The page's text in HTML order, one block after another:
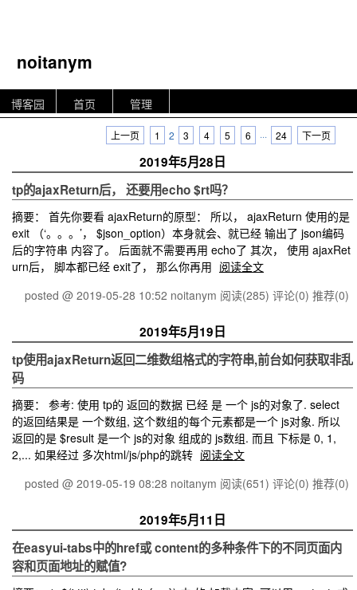
noitanym
博客园 首页 管理
上一页 1 2 3 4 5 6 ··· 24 下一页
2019年5月28日
tp的ajaxReturn后， 还要用echo $rt吗？
摘要： 首先你要看 ajaxReturn的原型： 所以， ajaxReturn 使用的是
exit （‘。。。’， $json_option）本身就会、就已经 输出了 json编码
后的字符串 内容了。 后面就不需要再用 echo了 其次， 使用 ajaxRet
urn后， 脚本都已经 exit了， 那么你再用 阅读全文
posted @ 2019-05-28 10:52 noitanym 阅读(285) 评论(0) 推荐(0)
2019年5月19日
tp使用ajaxReturn返回二维数组格式的字符串,前台如何获取非乱
码
摘要： 参考: 使用 tp的 返回的数据 已经 是 一个 js的对象了. select
的返回结果是 一个数组, 这个数组的每个元素都是一个 js对象. 所以
返回的是 $result 是一个 js的对象 组成的 js数组. 而且 下标是 0, 1,
2,... 如果经过 多次html/js/php的跳转 阅读全文
posted @ 2019-05-19 08:28 noitanym 阅读(651) 评论(0) 推荐(0)
2019年5月11日
在easyui-tabs中的href或 content的多种条件下的不同页面内
容和页面地址的赋值?